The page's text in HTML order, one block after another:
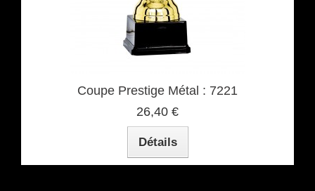
Coupe Prestige Métal : 7221
26,40 €
Détails